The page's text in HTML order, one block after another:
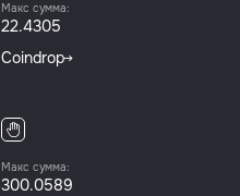
Макс сумма:
22.4305
Coindrop
Макс сумма:
300.0589